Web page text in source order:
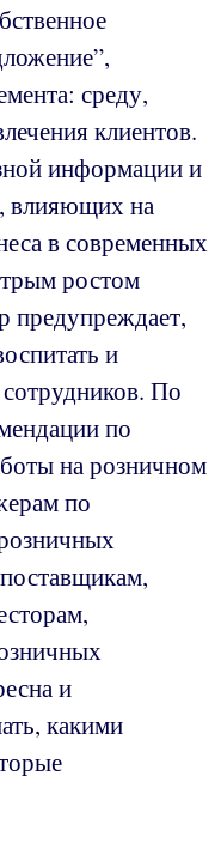
среду,
клиентов.
информации и
влияющих на
в современных
ростом
предупреждает,
и
По
по
на розничном
по
и
какими